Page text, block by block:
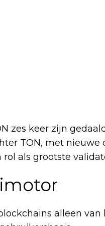
zes keer zijn
TON, met nieuwe
als grootste
alleen